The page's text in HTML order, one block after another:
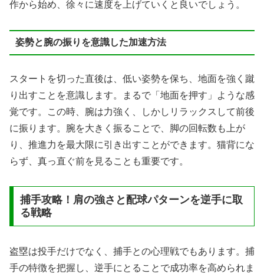
作から始め、徐々に速度を上げていくと良いでしょう。
姿勢と腕の振りを意識した加速方法
スタートを切った直後は、低い姿勢を保ち、地面を強く蹴
り出すことを意識します。まるで「地面を押す」ような感
覚です。この時、腕は力強く、しかしリラックスして前後
に振ります。腕を大きく振ることで、脚の回転数も上が
り、推進力を最大限に引き出すことができます。猫背にな
らず、真っ直ぐ前を見ることも重要です。
捕手攻略！肩の強さと配球パターンを逆手に取
る戦略
盗塁は投手だけでなく、捕手との心理戦でもあります。捕
手の特徴を把握し、逆手にとることで成功率を高められま